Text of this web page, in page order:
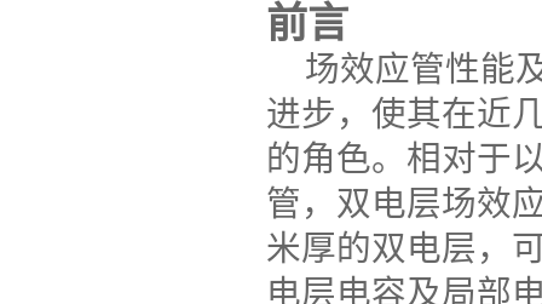
前言
场效应管性能
进步，使其在近
的角色。相对于
管，双电层场效
米厚的双电层，
电层电容及局部